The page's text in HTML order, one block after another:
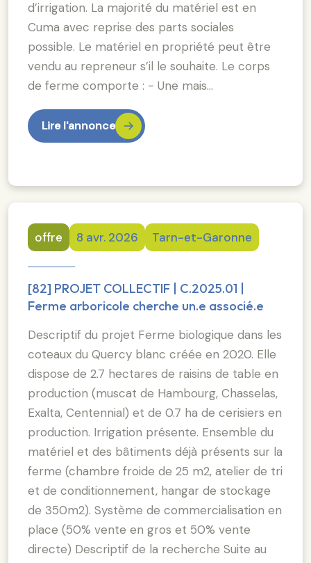
d’irrigation. La majorité du matériel est en
Cuma avec reprise des parts sociales
possible. Le matériel en propriété peut être
vendu au repreneur s’il le souhaite. Le corps
de ferme comporte : - Une mais…
Lire l'annonce
offre 8 avr. 2026 Tarn-et-Garonne
[82] PROJET COLLECTIF | C.2025.01 |
Ferme arboricole cherche un.e associé.e
Descriptif du projet Ferme biologique dans les
coteaux du Quercy blanc créée en 2020. Elle
dispose de 2.7 hectares de raisins de table en
production (muscat de Hambourg, Chasselas,
Exalta, Centennial) et de 0.7 ha de cerisiers en
production. Irrigation présente. Ensemble du
matériel et des bâtiments déjà présents sur la
ferme (chambre froide de 25 m2, atelier de tri
et de conditionnement, hangar de stockage
de 350m2). Système de commercialisation en
place (50% vente en gros et 50% vente
directe) Descriptif de la recherche Suite au